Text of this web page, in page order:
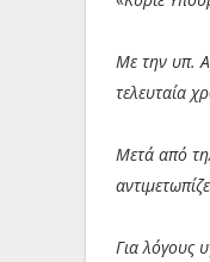
Με την υπ.
τελευταία
Μετά από
Για λόγους